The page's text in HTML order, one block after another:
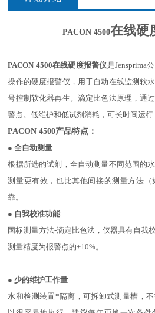
PACON 4500在线硬
PACON 4500在线硬度报警仪是Jensprima
操作的硬度报警仪，用于自动在线监测软
号控制软化器再生。滴定比色法原理，通
警点。低维护和低试剂消耗，可长时间运行
PACON 4500产品特点：
●全自动测量
根据所选的试剂，全自动测量不同范围的
测量更有效，也比其他间接的测量方法（
靠。
● 自我校准功能
国标测量方法-滴定比色法，仪器具有自我
测量精度为报警点的±10%。
● 少的维护工作量
水和检测装置*隔离，可拆卸式测量槽，